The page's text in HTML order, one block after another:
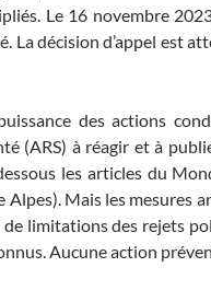
Le 16 novembre
La décision d’appel est
des actions
(ARS) à réagir et à
les articles du
Alpes). Mais les mesures
de limitations des rejets
Aucune action